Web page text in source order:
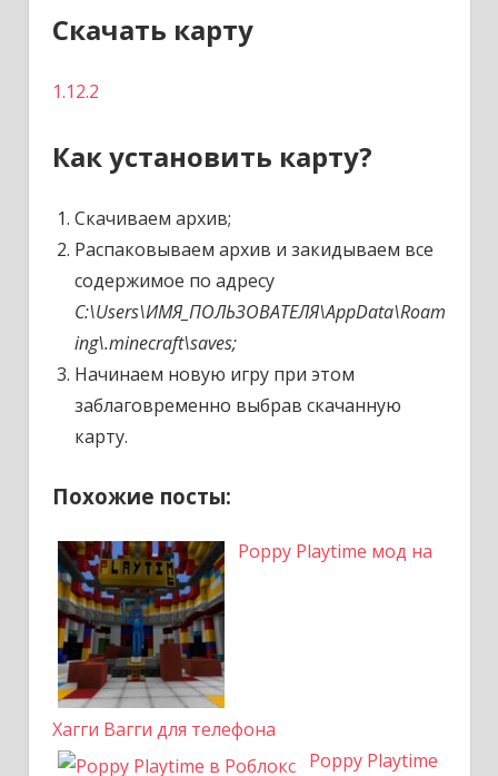
Скачать карту
1.12.2
Как установить карту?
Скачиваем архив;
Распаковываем архив и закидываем все
содержимое по адресу
C:\Users\ИМЯ_ПОЛЬЗОВАТЕЛЯ\AppData\Roam
ing\.minecraft\saves;
Начинаем новую игру при этом
заблаговременно выбрав скачанную
карту.
Похожие посты:
Poppy Playtime мод на
Хагги Вагги для телефона
Poppy Playtime